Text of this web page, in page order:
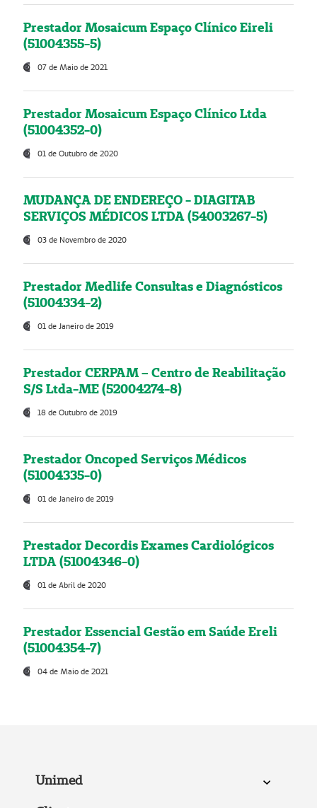
Prestador Mosaicum Espaço Clínico Eireli
(51004355-5)
07 de Maio de 2021
Prestador Mosaicum Espaço Clínico Ltda
(51004352-0)
01 de Outubro de 2020
MUDANÇA DE ENDEREÇO - DIAGITAB
SERVIÇOS MÉDICOS LTDA (54003267-5)
03 de Novembro de 2020
Prestador Medlife Consultas e Diagnósticos
(51004334-2)
01 de Janeiro de 2019
Prestador CERPAM – Centro de Reabilitação
S/S Ltda-ME (52004274-8)
18 de Outubro de 2019
Prestador Oncoped Serviços Médicos
(51004335-0)
01 de Janeiro de 2019
Prestador Decordis Exames Cardiológicos
LTDA (51004346-0)
01 de Abril de 2020
Prestador Essencial Gestão em Saúde Ereli
(51004354-7)
04 de Maio de 2021
Unimed